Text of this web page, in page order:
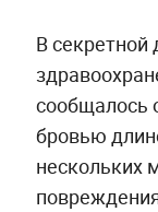
В секретной
сообщалось
бровью
нескольких